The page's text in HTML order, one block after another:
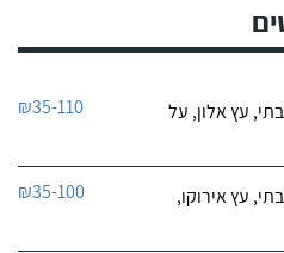
עץ אלון, על
₪35-110
עץ אירוקו,
₪35-100